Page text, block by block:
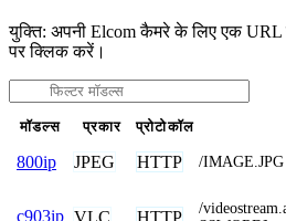
युक्ति: अपनी Elcom कैमरे के लिए एक
पर क्लिक करें।
मॉडल्स प्रकार प्रोटोकॉल
800ip JPEG HTTP /IMAGE.JPG
c903ip VLC HTTP
/